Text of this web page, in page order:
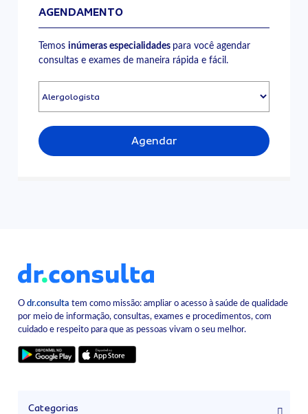
AGENDAMENTO
Temosinúmeras especialidades para você agendar
consultas e exames de maneira rápida e fácil.
Agendar
Odr.consulta tem como missão: ampliar o acesso à saúde de qualidade
por meio de informação, consultas, exames e procedimentos, com
cuidado e respeito para que as pessoas vivam o seu melhor.
Categorias